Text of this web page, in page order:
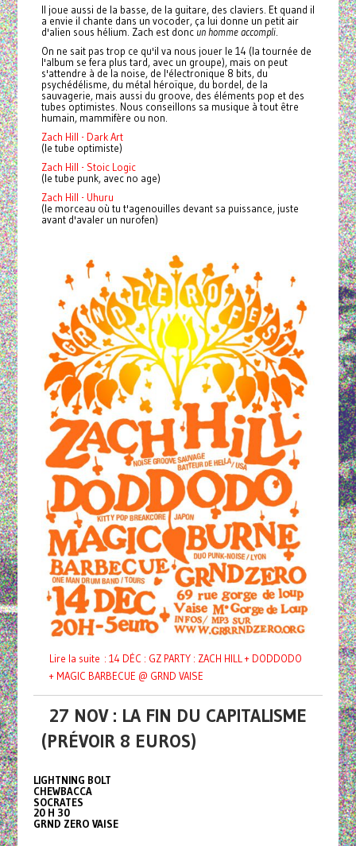
Il joue aussi de la basse, de la guitare, des claviers. Et quand il
a envie il chante dans un vocoder, ça lui donne un petit air
d'alien sous hélium. Zach est donc un homme accompli.
On ne sait pas trop ce qu'il va nous jouer le 14 (la tournée de
l'album se fera plus tard, avec un groupe), mais on peut
s'attendre à de la noise, de l'électronique 8 bits, du
psychédélisme, du métal héroïque, du bordel, de la
sauvagerie, mais aussi du groove, des éléments pop et des
tubes optimistes. Nous conseillons sa musique à tout être
humain, mammifère ou non.
Zach Hill - Dark Art
(le tube optimiste)
Zach Hill - Stoic Logic
(le tube punk, avec no age)
Zach Hill - Uhuru
(le morceau où tu t'agenouilles devant sa puissance, juste
avant d'avaler un nurofen)
Lire la suite : 14 DÉC : GZ PARTY : ZACH HILL + DODDODO
+ MAGIC BARBECUE @ GRND VAISE
27 NOV : LA FIN DU CAPITALISME
(PRÉVOIR 8 EUROS)
LIGHTNING BOLT
CHEWBACCA
SOCRATES
20 H 30
GRND ZERO VAISE